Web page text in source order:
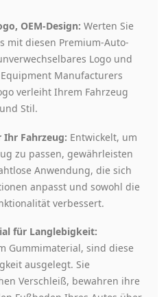
OEM-Design: Werten Sie
mit diesen Premium-Auto-
Logo und
Manufacturers
verleiht Ihrem Fahrzeug
Stil.
Fahrzeug: Entwickelt, um
zu passen, gewährleisten
Anwendung, die sich
anpasst und sowohl die
verbessert.
für Langlebigkeit:
Gummimaterial, sind diese
ausgelegt. Sie
Verschleiß, bewahren ihre